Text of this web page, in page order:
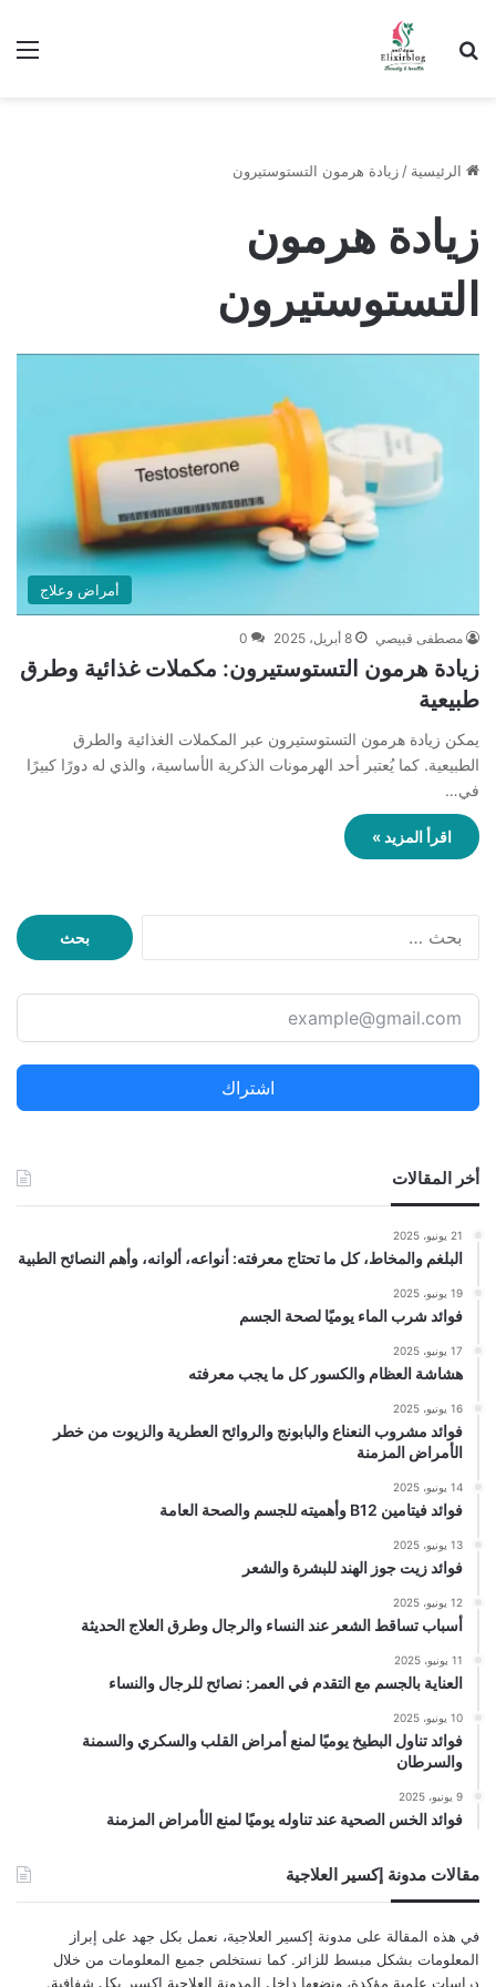
ابحث عن
الرئيسية / زيادة هرمون التستوستيرون
زيادة هرمون
التستوستيرون
أمراض وعلاج
مصطفى قبيصي 8 أبريل، 2025 0
زيادة هرمون التستوستيرون: مكملات غذائية وطرق
طبيعية
يمكن زيادة هرمون التستوستيرون عبر المكملات الغذائية والطرق
الطبيعية. كما يُعتبر أحد الهرمونات الذكرية الأساسية، والذي له دورًا كبيرًا
في…
اقرأ المزيد »
ح
ع
ن
اشتراك
أخر المقالات
21 يونيو، 2025
البلغم والمخاط، كل ما تحتاج معرفته: أنواعه، ألوانه، وأهم النصائح الطبية
19 يونيو، 2025
فوائد شرب الماء يوميًا لصحة الجسم
17 يونيو، 2025
هشاشة العظام والكسور كل ما يجب معرفته
16 يونيو، 2025
فوائد مشروب النعناع والبابونج والروائح العطرية والزيوت من خطر
الأمراض المزمنة
14 يونيو، 2025
فوائد فيتامين B12 وأهميته للجسم والصحة العامة
13 يونيو، 2025
فوائد زيت جوز الهند للبشرة والشعر
12 يونيو، 2025
أسباب تساقط الشعر عند النساء والرجال وطرق العلاج الحديثة
11 يونيو، 2025
العناية بالجسم مع التقدم في العمر: نصائح للرجال والنساء
10 يونيو، 2025
فوائد تناول البطيخ يوميًا لمنع أمراض القلب والسكري والسمنة
والسرطان
9 يونيو، 2025
فوائد الخس الصحية عند تناوله يوميًا لمنع الأمراض المزمنة
مقالات مدونة إكسير العلاجية
في هذه المقالة على مدونة إكسير العلاجية، نعمل بكل جهد على إبراز
المعلومات بشكل مبسط للزائر. كما نستخلص جميع المعلومات من خلال
دراسات علمية مؤكدة، ونضعها داخل المدونة العلاجية إكسير بكل شفافية.